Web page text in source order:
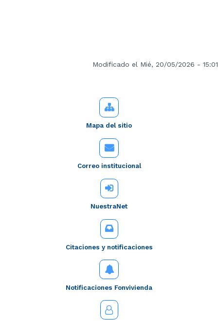
Modificado el Mié, 20/05/2026 - 15:01
Mapa del sitio
Correo institucional
NuestraNet
Citaciones y notificaciones
Notificaciones Fonvivienda